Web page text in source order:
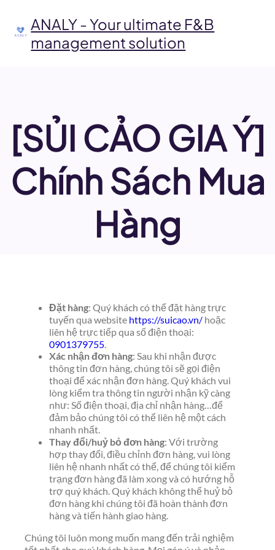
contentANALY - Your ultimate F&B
management solution
[SỦI CẢO GIA Ý]
Chính Sách Mua
Hàng
Đặt hàng: Quý khách có thể đặt hàng trực
tuyến qua website https://suicao.vn/ hoặc
liên hệ trực tiếp qua số điện thoại:
0901379755.
Xác nhận đơn hàng: Sau khi nhận được
thông tin đơn hàng, chúng tôi sẽ gọi điện
thoại để xác nhận đơn hàng. Quý khách vui
lòng kiểm tra thông tin người nhận kỹ càng
như: Số điện thoại, địa chỉ nhận hàng…để
đảm bảo chúng tôi có thể liên hệ một cách
nhanh nhất.
Thay đổi/huỷ bỏ đơn hàng: Với trường
hợp thay đổi, điều chỉnh đơn hàng, vui lòng
liên hệ nhanh nhất có thể, để chúng tôi kiểm
trạng đơn hàng đã làm xong và có hướng hỗ
trợ quý khách. Quý khách không thể huỷ bỏ
đơn hàng khi chúng tôi đã hoàn thành đơn
hàng và tiến hành giao hàng.
Chúng tôi luôn mong muốn mang đến trải nghiệm